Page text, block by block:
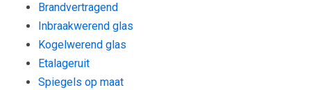
Brandvertragend
Inbraakwerend glas
Kogelwerend glas
Etalageruit
Spiegels op maat